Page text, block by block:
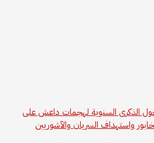
حول الذكرى السنوية لهجمات داعش على
واستهداف السريان والآشوريين